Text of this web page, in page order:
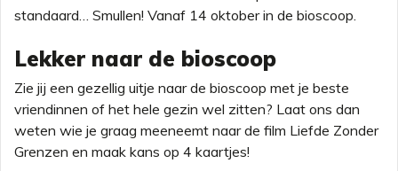
standaard… Smullen! Vanaf 14 oktober in de bioscoop.
Lekker naar de bioscoop
Zie jij een gezellig uitje naar de bioscoop met je beste
vriendinnen of het hele gezin wel zitten? Laat ons dan
weten wie je graag meeneemt naar de film Liefde Zonder
Grenzen en maak kans op 4 kaartjes!